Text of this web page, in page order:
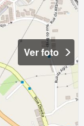
Ver foto